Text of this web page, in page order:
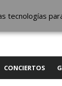
Music
CONCIERTOS
tecnologías